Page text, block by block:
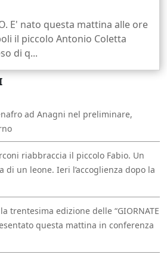
E' nato questa mattina alle ore
il piccolo Antonio Coletta
di q...
ad Anagni nel preliminare,
riabbraccia il piccolo Fabio. Un
di un leone. Ieri l’accoglienza dopo la
trentesima edizione delle “GIORNATE
questa mattina in conferenza